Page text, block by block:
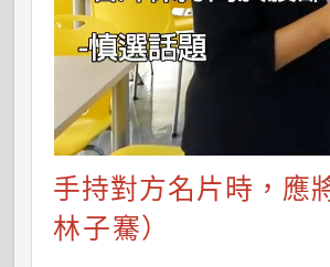
手持對方名片時，應
林子騫）